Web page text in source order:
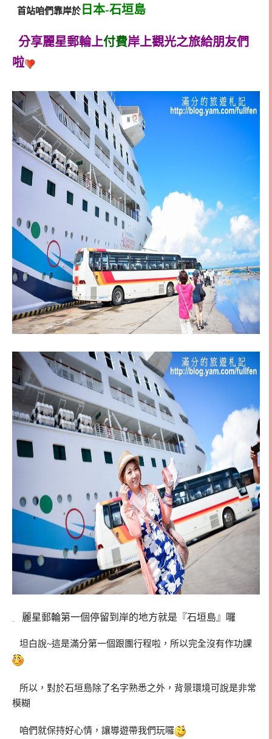
首站咱們靠岸於日本-石垣島
分享麗星郵輪上付費岸上觀光之旅給朋友們
啦
麗星郵輪第一個停留到岸的地方就是『石垣島』囉
坦白說~這是滿分第一個跟團行程啦，所以完全沒有作功課
所以，對於石垣島除了名字熟悉之外，背景環境可說是非常
模糊
咱們就保持好心情，讓導遊帶我們玩囉